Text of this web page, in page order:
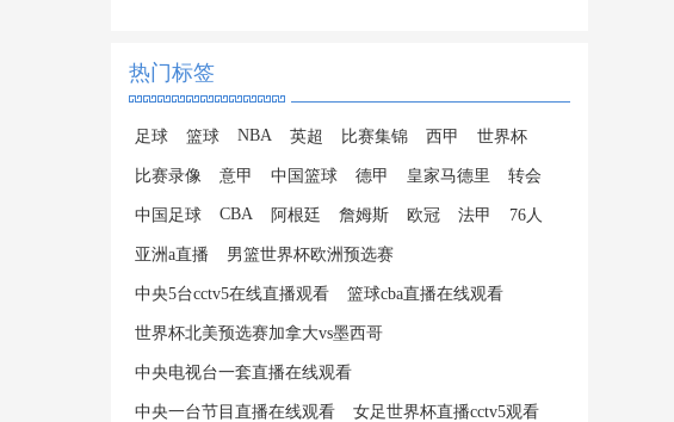
热门标签
足球 篮球 NBA 英超 比赛集锦 西甲 世界杯
比赛录像 意甲 中国篮球 德甲 皇家马德里 转会
中国足球 CBA 阿根廷 詹姆斯 欧冠 法甲 76人
亚洲a直播 男篮世界杯欧洲预选赛
中央5台cctv5在线直播观看 篮球cba直播在线观看
世界杯北美预选赛加拿大vs墨西哥
中央电视台一套直播在线观看
中央一台节目直播在线观看 女足世界杯直播cctv5观看